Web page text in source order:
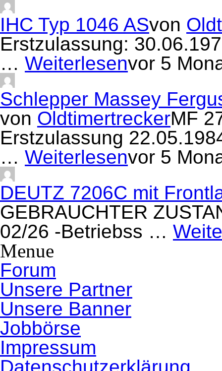
IHC Typ 1046 ASvon
Erstzulassung:
… Weiterlesenvor 5
Schlepper Massey
von OldtimertreckerMF
Erstzulassung
… Weiterlesenvor 5
DEUTZ 7206C mit
GEBRAUCHTER
02/26 -Betriebss …
Menue
Forum
Unsere Partner
Unsere Banner
Jobbörse
Impressum